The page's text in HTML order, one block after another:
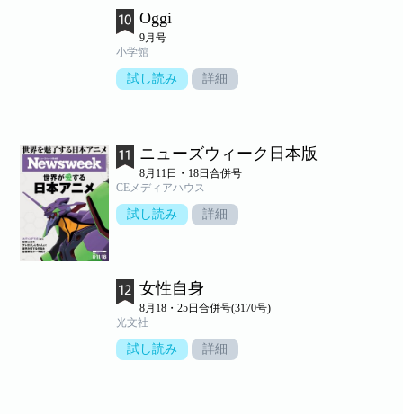
Oggi
9月号
小学館
試し読み 詳細
ニューズウィーク日本版
8月11日・18日合併号
CEメディアハウス
試し読み 詳細
女性自身
8月18・25日合併号(3170号)
光文社
試し読み 詳細